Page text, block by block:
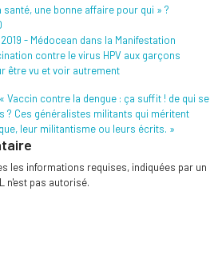
une bonne affaire pour qui » ?
- Médocean dans la Manifestation
contre le virus HPV aux garçons
être vu et voir autrement
« Vaccin contre la dengue : ça suffit ! de qui se
? Ces généralistes militants qui méritent
leur militantisme ou leurs écrits. »
les informations requises, indiquées par un
n'est pas autorisé.